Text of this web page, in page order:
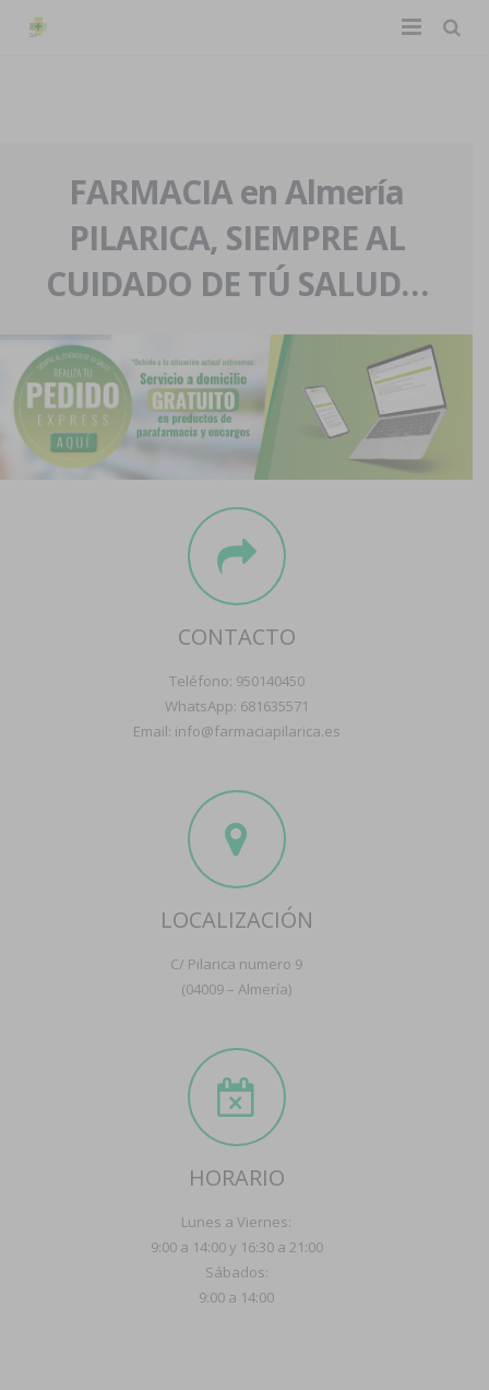
La farmacia
Nuestra historia
Nuestro equipo
Eventos
Servicios y reservas
Pedidos express
Blog
Contacto
Boletín
FARMACIA en Almería
PILARICA, SIEMPRE AL
CUIDADO DE TÚ SALUD…
CONTACTO
Teléfono: 950140450
WhatsApp: 681635571
Email: info@farmaciapilarica.es
LOCALIZACIÓN
C/ Pilarica numero 9
(04009 – Almería)
HORARIO
Lunes a Viernes:
9:00 a 14:00 y 16:30 a 21:00
Sábados:
9:00 a 14:00